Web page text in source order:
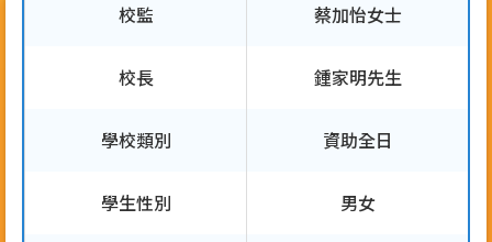
校監 蔡加怡女士
校長 鍾家明先生
學校類別 資助全日
學生性別 男女